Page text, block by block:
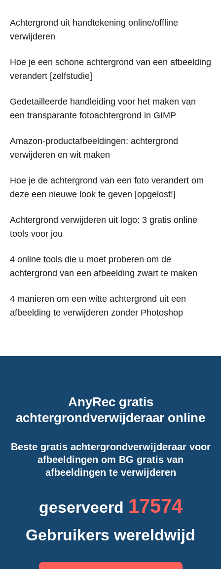
Achtergrond uit handtekening online/offline
verwijderen
Hoe je een schone achtergrond van een afbeelding
verandert [zelfstudie]
Gedetailleerde handleiding voor het maken van
een transparante fotoachtergrond in GIMP
Amazon-productafbeeldingen: achtergrond
verwijderen en wit maken
Hoe je de achtergrond van een foto verandert om
deze een nieuwe look te geven [opgelost!]
Achtergrond verwijderen uit logo: 3 gratis online
tools voor jou
4 online tools die u moet proberen om de
achtergrond van een afbeelding zwart te maken
4 manieren om een witte achtergrond uit een
afbeelding te verwijderen zonder Photoshop
AnyRec gratis
achtergrondverwijderaar online
Beste gratis achtergrondverwijderaar voor
afbeeldingen om BG gratis van
afbeeldingen te verwijderen
geserveerd 17598
Gebruikers wereldwijd